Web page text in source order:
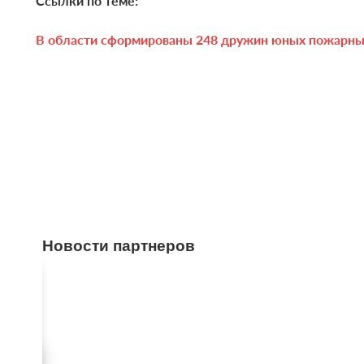
В области сформированы 248 дружин юных
Новости партнеров